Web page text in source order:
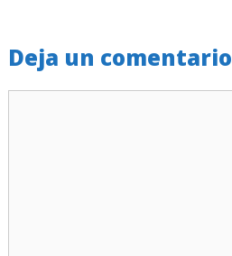
Deja un comentario